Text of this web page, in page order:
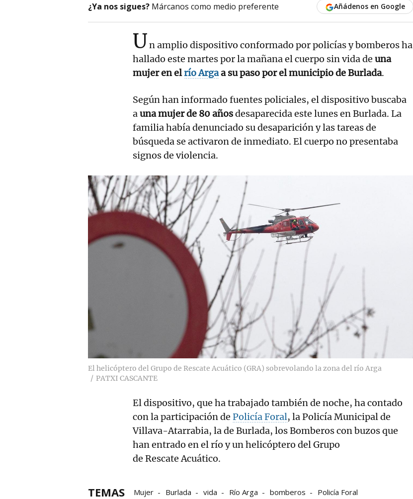
¿Ya nos sigues? Márcanos como medio preferente Añádenos en Google
Un amplio dispositivo conformado por policías y bomberos ha
hallado este martes por la mañana el cuerpo sin vida de una
mujer en elrío Argaa su paso por el municipio de Burlada.
Según han informado fuentes policiales, el dispositivo buscaba
auna mujer de 80 añosdesaparecida este lunes en Burlada. La
familia había denunciado su desaparición y las tareas de
búsqueda se activaron de inmediato. El cuerpo no presentaba
signos de violencia.
El helicóptero del Grupo de Rescate Acuático (GRA) sobrevolando la zona del río Arga
PATXI CASCANTE
El dispositivo, que ha trabajado también de noche, ha contado
con la participación de Policía Foral, la Policía Municipal de
Villava-Atarrabia, la de Burlada, los Bomberos con buzos que
han entrado en el río y un helicóptero del Grupo
de Rescate Acuático.
TEMAS Mujer Burlada vida Río Arga bomberos Policía Foral